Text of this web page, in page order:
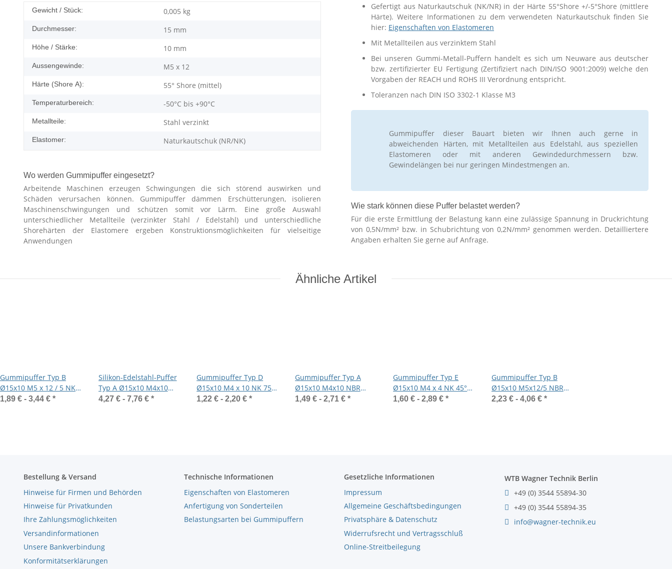
Gewicht / Stück: 0,005 kg
Durchmesser: 15 mm
Höhe / Stärke: 10 mm
Aussengewinde: M5 x 12
Härte (Shore A): 55° Shore (mittel)
Temperaturbereich: -50°C bis +90°C
Metallteile: Stahl verzinkt
Elastomer: Naturkautschuk (NR/NK)
Wo werden Gummipuffer eingesetzt?
Arbeitende Maschinen erzeugen Schwingungen die sich störend auswirken und
Schäden verursachen können. Gummipuffer dämmen Erschütterungen, isolieren
Maschinenschwingungen und schützen somit vor Lärm. Eine große Auswahl
unterschiedlicher Metallteile (verzinkter Stahl / Edelstahl) und unterschiedliche
Shorehärten der Elastomere ergeben Konstruktionsmöglichkeiten für vielseitige
Anwendungen
Gefertigt aus Naturkautschuk (NK/NR) in der Härte 55°Shore +/-5°Shore (mittlere
Härte). Weitere Informationen zu dem verwendeten Naturkautschuk finden Sie
hier: Eigenschaften von Elastomeren
Mit Metallteilen aus verzinktem Stahl
Bei unseren Gummi-Metall-Puffern handelt es sich um Neuware aus deutscher
bzw. zertifizierter EU Fertigung (Zertifiziert nach DIN/ISO 9001:2009) welche den
Vorgaben der REACH und ROHS III Verordnung entspricht.
Toleranzen nach DIN ISO 3302-1 Klasse M3
Gummipuffer dieser Bauart bieten wir Ihnen auch gerne in
abweichenden Härten, mit Metallteilen aus Edelstahl, aus speziellen
Elastomeren oder mit anderen Gewindedurchmessern bzw.
Gewindelängen bei nur geringen Mindestmengen an.
Wie stark können diese Puffer belastet werden?
Für die erste Ermittlung der Belastung kann eine zulässige Spannung in Druckrichtung
von 0,5N/mm² bzw. in Schubrichtung von 0,2N/mm² genommen werden. Detailliertere
Angaben erhalten Sie gerne auf Anfrage.
Ähnliche Artikel
Gummipuffer Typ B
Ø15x10 M5 x 12 / 5 NK
75° Shore Stahl verzinkt
1,89 € - 3,44 € *
Silikon-Edelstahl-Puffer
Typ A Ø15x10 M4x10
55°Shore (rot) Edelstahl
4,27 € - 7,76 € *
Gummipuffer Typ D
Ø15x10 M4 x 10 NK 75°
Shore Stahl verzinkt
1,22 € -2,20 €*
Gummipuffer Typ A
Ø15x10 M4x10 NBR
55°Shore Stahl verzinkt
1,49 € - 2,71 € *
Gummipuffer Typ E
Ø15x10 M4 x 4 NK 45°
Shore Stahl verzinkt
1,60 € -2,89 €*
Gummipuffer Typ B
Ø15x10 M5x12/5 NBR
55°Shore Stahl verzinkt
2,23 € - 4,06 € *
Bestellung & Versand
Hinweise für Firmen und Behörden
Hinweise für Privatkunden
Ihre Zahlungsmöglichkeiten
Versandinformationen
Unsere Bankverbindung
Konformitätserklärungen
Technische Informationen
Eigenschaften von Elastomeren
Anfertigung von Sonderteilen
Belastungsarten bei Gummipuffern
Gesetzliche Informationen
Impressum
Allgemeine Geschäftsbedingungen
Privatsphäre & Datenschutz
Widerrufsrecht und Vertragsschluß
Online-Streitbeilegung
WTB Wagner Technik Berlin
+49 (0) 3544 55894-30
+49 (0) 3544 55894-35
info@wagner-technik.eu